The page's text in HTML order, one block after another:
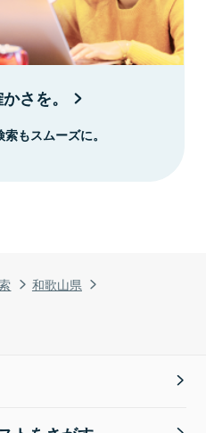
和歌山県
さを。
もスムーズに。